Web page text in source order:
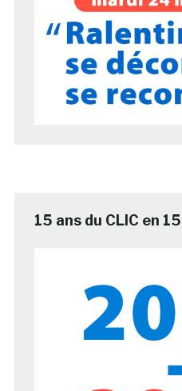
15 ans du CLIC en